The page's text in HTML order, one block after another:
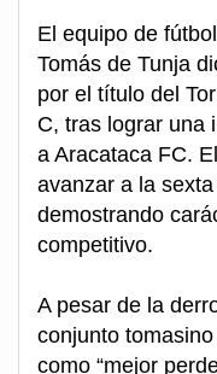
El equipo de
Tomás de Tunja
por el título del
C, tras lograr una
a Aracataca FC.
avanzar a la
demostrando
competitivo.
A pesar de la
conjunto
como “mejor